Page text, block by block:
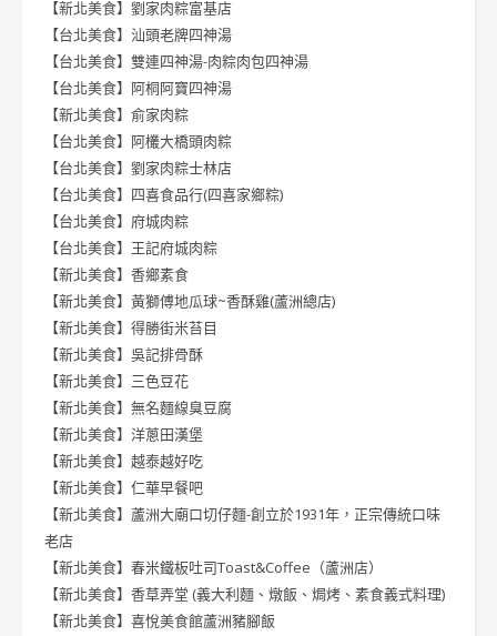
【新北美食】劉家肉粽富基店
【台北美食】汕頭老牌四神湯
【台北美食】雙連四神湯-肉粽肉包四神湯
【台北美食】阿桐阿寶四神湯
【新北美食】俞家肉粽
【台北美食】阿欉大橋頭肉粽
【台北美食】劉家肉粽士林店
【台北美食】四喜食品行(四喜家鄉粽)
【台北美食】府城肉粽
【台北美食】王記府城肉粽
【新北美食】香鄉素食
【新北美食】黃獅傅地瓜球~香酥雞(蘆洲總店)
【新北美食】得勝街米苔目
【新北美食】吳記排骨酥
【新北美食】三色豆花
【新北美食】無名麵線臭豆腐
【新北美食】洋蔥田漢堡
【新北美食】越泰越好吃
【新北美食】仁華早餐吧
【新北美食】蘆洲大廟口切仔麵-創立於1931年，正宗傳統口味
老店
【新北美食】春米鐵板吐司Toast&Coffee（蘆洲店）
【新北美食】香草弄堂 (義大利麵、燉飯、焗烤、素食義式料理)
【新北美食】喜悅美食館蘆洲豬腳飯